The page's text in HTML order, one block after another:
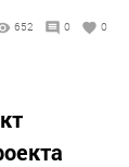
652 0 0